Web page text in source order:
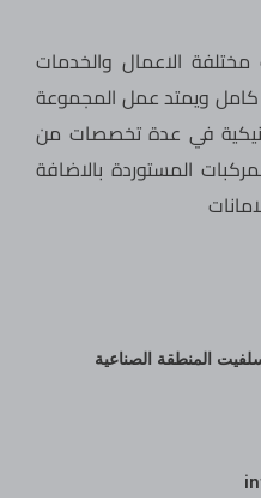
الاعمال والخدمات
ويمتد عمل المجموعة
في عدة تخصصات من
المستوردة بالاضافة
المنطقة الصناعية